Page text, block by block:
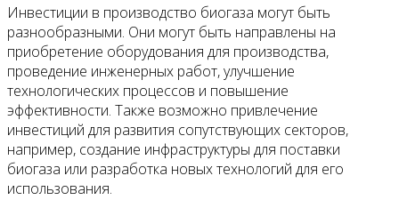
Инвестиции в производство биогаза могут быть
разнообразными. Они могут быть направлены на
приобретение оборудования для производства,
проведение инженерных работ, улучшение
технологических процессов и повышение
эффективности. Также возможно привлечение
инвестиций для развития сопутствующих секторов,
например, создание инфраструктуры для поставки
биогаза или разработка новых технологий для его
использования.